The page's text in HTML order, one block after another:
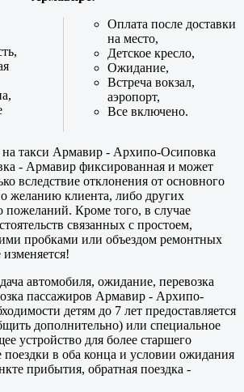
Оплата после доставки
на место,
Детское кресло,
Ожидание,
Встреча вокзал,
аэропорт,
Все включено.
на такси Армавир - Архипо-Осиповка
- Армавир фиксированная и может
вследствие отклонения от основного
желанию клиента, либо других
пожеланий. Кроме того, в случае
связанных с простоем,
пробками или объездом ремонтных
автомобиля, ожидание, перевозка
пассажиров Армавир - Архипо-
детям до 7 лет предоставляется
дополнительно) или специальное
устройство для более старшего
поездки в оба конца и условии ожидания
прибытия, обратная поездка -